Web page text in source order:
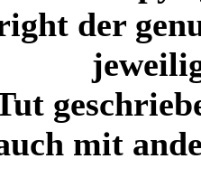
der
mit